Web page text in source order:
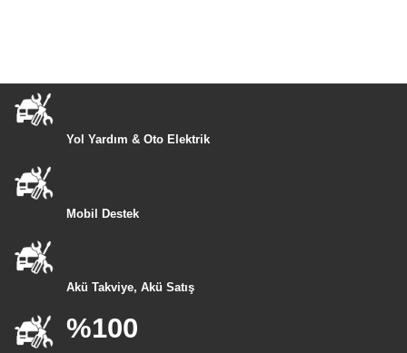
Yol Yardım & Oto Elektrik
Mobil Destek
Akü Takviye, Akü Satış
%100